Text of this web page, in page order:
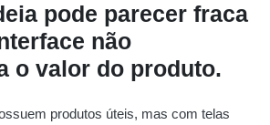
pode parecer fraca
não
o valor do produto.
produtos úteis, mas com telas